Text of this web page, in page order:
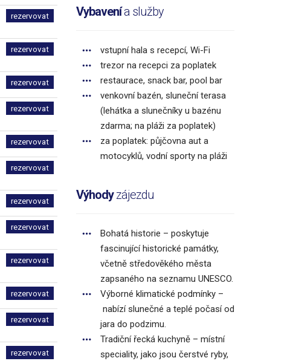
rezervovat
rezervovat
rezervovat
rezervovat
rezervovat
rezervovat
rezervovat
rezervovat
rezervovat
rezervovat
rezervovat
rezervovat
Vybavenía služby
vstupní hala s recepcí, Wi-Fi
trezor na recepci za poplatek
restaurace, snack bar, pool bar
venkovní bazén, sluneční terasa
(lehátka a slunečníky u bazénu
zdarma; na pláži za poplatek)
za poplatek: půjčovna aut a
motocyklů, vodní sporty na pláži
Výhodyzájezdu
Bohatá historie – poskytuje
fascinující historické památky,
včetně středověkého města
zapsaného na seznamu UNESCO.
Výborné klimatické podmínky –
nabízí slunečné a teplé počasí od
jara do podzimu.
Tradiční řecká kuchyně – místní
speciality, jako jsou čerstvé ryby,